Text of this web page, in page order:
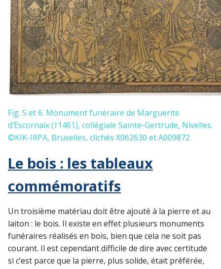
Fig. 5 et 6. Monument funéraire de Marguerite
d’Escornaix (†1461), collégiale Sainte-Gertrude, Nivelles.
©KIK-IRPA, Bruxelles, clichés X062630 etA009872.
Le bois : les tableaux
commémoratifs
Un troisième matériau doit être ajouté à la pierre et au
laiton : le bois. Il existe en effet plusieurs monuments
funéraires réalisés en bois, bien que cela ne soit pas
courant. Il est cependant difficile de dire avec certitude
si c’est parce que la pierre, plus solide, était préférée,